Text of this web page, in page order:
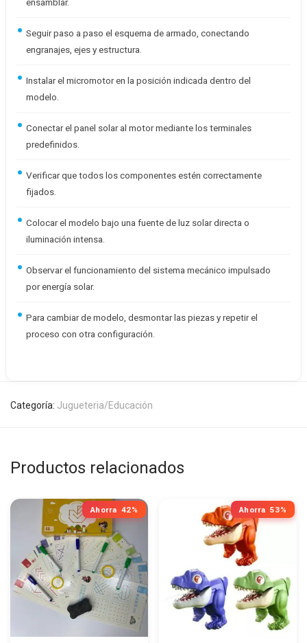
Seguir paso a paso el esquema de armado, conectando
engranajes, ejes y estructura.
Instalar el micromotor en la posición indicada dentro del
modelo.
Conectar el panel solar al motor mediante los terminales
predefinidos.
Verificar que todos los componentes estén correctamente
fijados.
Colocar el modelo bajo una fuente de luz solar directa o
iluminación intensa.
Observar el funcionamiento del sistema mecánico impulsado
por energía solar.
Para cambiar de modelo, desmontar las piezas y repetir el
proceso con otra configuración.
Categoría: Jugueteria/Educación
Productos relacionados
Ahorra 42% Ahorra 53%